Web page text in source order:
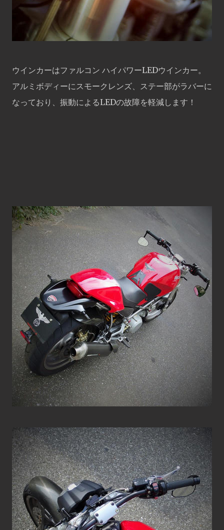
ウインカーはファルコン ハイパワーLEDウインカー。
アルミボディーにスモークレンズ、ステー部がラバーに
なっており、振動によるLEDの故障を軽減します！